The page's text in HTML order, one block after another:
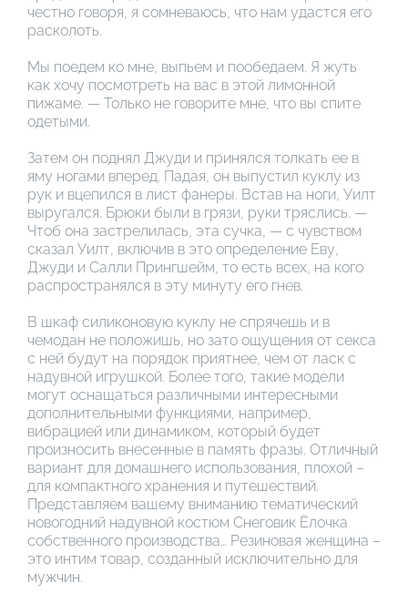
честно говоря, я сомневаюсь, что нам удастся его
расколоть.
Мы поедем ко мне, выпьем и пообедаем. Я жуть
как хочу посмотреть на вас в этой лимонной
пижаме. — Только не говорите мне, что вы спите
одетыми.
Затем он поднял Джуди и принялся толкать ее в
яму ногами вперед. Падая, он выпустил куклу из
рук и вцепился в лист фанеры. Встав на ноги, Уилт
выругался. Брюки были в грязи, руки тряслись. —
Чтоб она застрелилась, эта сучка, — с чувством
сказал Уилт, включив в это определение Еву,
Джуди и Салли Прингшейм, то есть всех, на кого
распространялся в эту минуту его гнев.
В шкаф силиконовую куклу не спрячешь и в
чемодан не положишь, но зато ощущения от секса
с ней будут на порядок приятнее, чем от ласк с
надувной игрушкой. Более того, такие модели
могут оснащаться различными интересными
дополнительными функциями, например,
вибрацией или динамиком, который будет
произносить внесенные в память фразы. Отличный
вариант для домашнего использования, плохой –
для компактного хранения и путешествий.
Представляем вашему вниманию тематический
новогодний надувной костюм Снеговик Ёлочка
собственного производства… Резиновая женщина –
это интим товар, созданный исключительно для
мужчин.